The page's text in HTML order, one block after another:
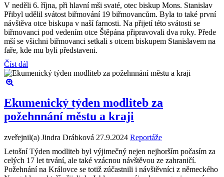
V neděli 6. října, při hlavní mši svaté, otec biskup Mons. Stanislav
Přibyl udělil svátost biřmování 19 biřmovancům. Byla to také první
návštěva otce biskupa v naší farnosti. Na přijetí této svátosti se
biřmovanci pod vedením otce Štěpána připravovali dva roky. Přede
mší se všichni biřmovanci setkali s otcem biskupem Stanislavem na
faře, kde mu byli představeni.
Číst dál
Ekumenický týden modliteb za
požehnnání městu a kraji
zveřejnil(a) Jindra Drábková 27.9.2024 Reportáže
Letošní Týden modliteb byl výjimečný nejen nejhorším počasím za
celých 17 let trvání, ale také vzácnou návštěvou ze zahraničí.
Požehnání na Královce se totiž zúčastnili i návštěvníci z německého